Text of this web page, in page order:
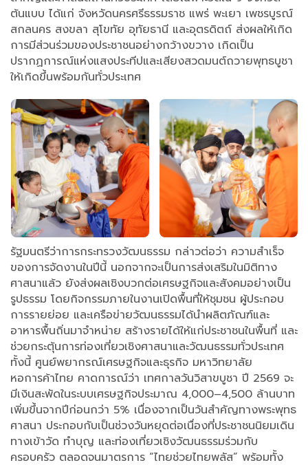
ต้นแบบ ได้แก่ จังหวัดนครศรีธรรมราช แพร่ พะเยา เพชรบูรณ์
สกลนคร สงขลา สุโขทัย อุทัยธานี และอุตรดิตถ์ ส่งผลให้เกิด
การมีส่วนร่วมของประชาชนอย่างกว้างขวาง เกิดเป็น
ปรากฏการณ์แห่งแสงประทีปและเสียงสวดมนต์ถวายพุทธบูชา
ให้เกิดขึ้นพร้อมกันทั่วประเทศ
รัฐมนตรีว่าการกระทรวงวัฒนธรรม กล่าวต่อว่า ความสำเร็จ
ของการจัดงานในปีนี้ นอกจากจะเป็นการส่งเสริมในมิติทาง
ศาสนาแล้ว ยังส่งผลเชิงบวกต่อเศรษฐกิจและสังคมอย่างเป็น
รูปธรรม โดยกิจกรรมภายในงานเปิดพื้นที่ให้ชุมชน ผู้ประกอบ
การรายย่อย และเครือข่ายวัฒนธรรมได้นำผลิตภัณฑ์และ
อาหารพื้นถิ่นมาจำหน่าย สร้างรายได้ให้แก่ประชาชนในพื้นที่ และ
ช่วยกระตุ้นการท่องเที่ยวเชิงศาสนาและวัฒนธรรมทั่วประเทศ
ทั้งนี้ ศูนย์พยากรณ์เศรษฐกิจและธุรกิจ มหาวิทยาลัย
หอการค้าไทย คาดการณ์ว่า เทศกาลวันวิสาขบูชา ปี 2569 จะ
มีเงินสะพัดในระบบเศรษฐกิจประมาณ 4,000–4,500 ล้านบาท
เพิ่มขึ้นจากปีก่อนกว่า 5% เนื่องจากเป็นวันสำคัญทางพระพุทธ
ศาสนา ประกอบกับเป็นช่วงวันหยุดต่อเนื่องที่ประชาชนนิยมเดิน
ทางเข้าวัด ทำบุญ และท่องเที่ยวเชิงวัฒนธรรมร่วมกับ
ครอบครัว ตลอดจนมาตรการ “ไทยช่วยไทยพลัส” พร้อมทั้ง